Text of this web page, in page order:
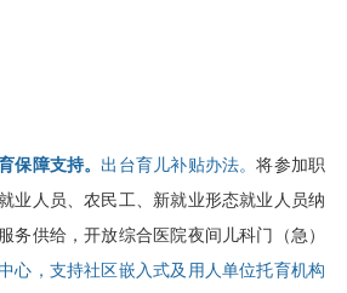
保障支持。 出台育儿补贴办法。将参加职
业人员、农民工、新就业形态就业人员纳
务供给，开放综合医院夜间儿科门（急）
心，支持社区嵌入式及用人单位托育机构